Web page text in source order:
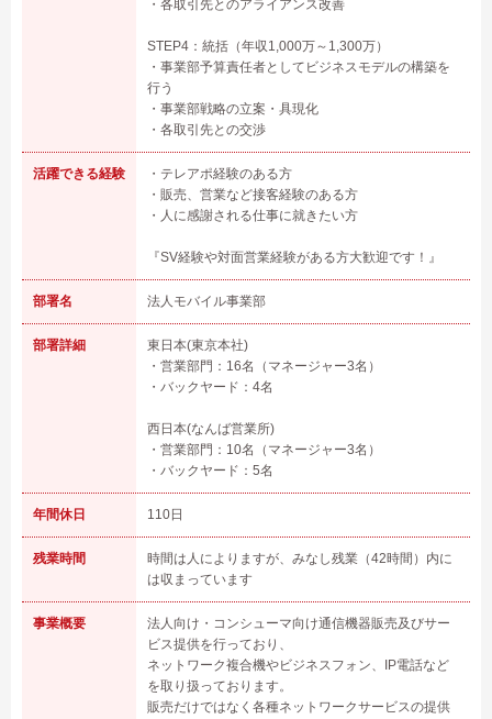
・各取引先とのアライアンス改善
STEP4：統括（年収1,000万～1,300万）
・事業部予算責任者としてビジネスモデルの構築を
行う
・事業部戦略の立案・具現化
・各取引先との交渉
活躍できる経験
・テレアポ経験のある方
・販売、営業など接客経験のある方
・人に感謝される仕事に就きたい方
『SV経験や対面営業経験がある方大歓迎です！』
部署名 法人モバイル事業部
部署詳細
東日本(東京本社)
・営業部門：16名（マネージャー3名）
・バックヤード：4名
西日本(なんば営業所)
・営業部門：10名（マネージャー3名）
・バックヤード：5名
年間休日 110日
残業時間
時間は人によりますが、みなし残業（42時間）内に
は収まっています
事業概要
法人向け・コンシューマ向け通信機器販売及びサー
ビス提供を行っており、
ネットワーク複合機やビジネスフォン、IP電話など
を取り扱っております。
販売だけではなく各種ネットワークサービスの提供